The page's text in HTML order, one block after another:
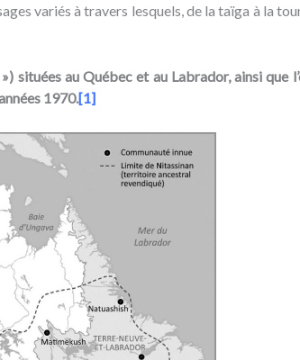
variés à travers lesquels, de la taïga à la
situées au Québec et au Labrador, ainsi que
1970.[1]